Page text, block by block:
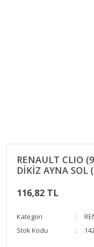
RENAULT CLIO
DİKİZ AYNA SOL
116,82 TL
Kategori
Stok Kodu